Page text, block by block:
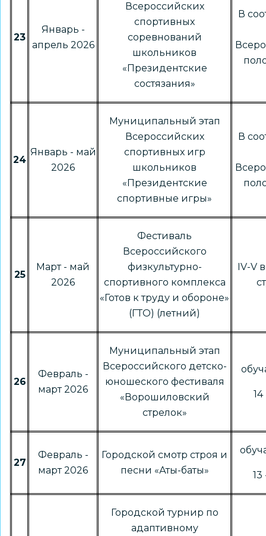
23
Январь -
апрель 2026
Всероссийских
спортивных
соревнований
школьников
«Президентские
состязания»
В
24
Январь - май
2026
Муниципальный этап
Всероссийских
спортивных игр
школьников
«Президентские
спортивные игры»
В
25
Март - май
2026
Фестиваль
Всероссийского
физкультурно-
спортивного комплекса
«Готов к труду и обороне»
(ГТО) (летний)
IV-V
26
Февраль -
март 2026
Муниципальный этап
Всероссийского детско-
юношеского фестиваля
«Ворошиловский
стрелок»
14
27
Февраль -
март 2026
Городской смотр строя и
песни «Аты-баты»
13
Городской турнир по
адаптивному